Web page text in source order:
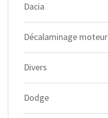
Dacia
Décalaminage moteur
Divers
Dodge